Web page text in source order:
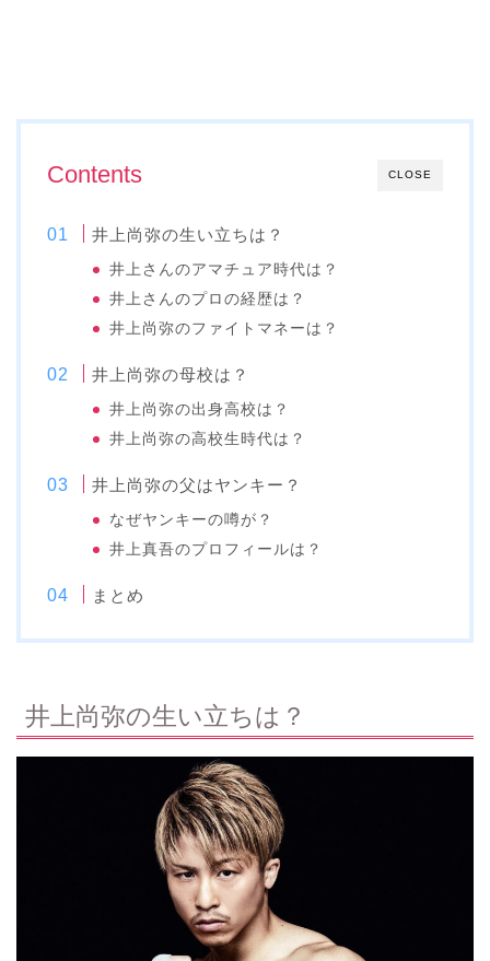
CLOSE
Contents
井上尚弥の生い立ちは？
井上さんのアマチュア時代は？
井上さんのプロの経歴は？
井上尚弥のファイトマネーは？
井上尚弥の母校は？
井上尚弥の出身高校は？
井上尚弥の高校生時代は？
井上尚弥の父はヤンキー？
なぜヤンキーの噂が？
井上真吾のプロフィールは？
まとめ
井上尚弥の生い立ちは？